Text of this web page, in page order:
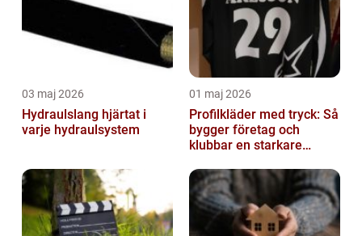
03 maj 2026
Hydraulslang hjärtat i
varje hydraulsystem
01 maj 2026
Profilkläder med tryck: Så
bygger företag och
klubbar en starkare